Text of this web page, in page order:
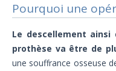
Pourquoi une
Le descellement ainsi
prothèse va être de
une souffrance osseuse